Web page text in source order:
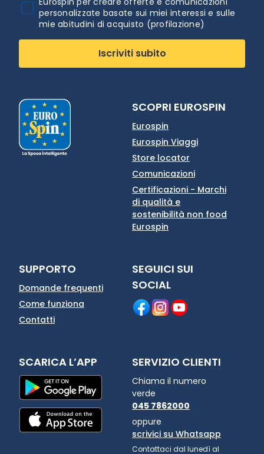
personalizzate basate sui miei interessi e sulle
mie abitudini di acquisto (profilazione)
Iscriviti subito
SCOPRI EUROSPIN
Eurospin
Eurospin Viaggi
Store locator
Comunicazioni
Certificazioni - Marchi
di qualità e
sostenibilità non food
Eurospin
SUPPORTO
Domande frequenti
Come funziona
Contatti
SEGUICI SUI
SOCIAL
SCARICA L’APP SERVIZIO CLIENTI
Chiama il numero
verde
045 7862000
oppure
scrivici su Whatsapp
Contattaci dal lunedì al